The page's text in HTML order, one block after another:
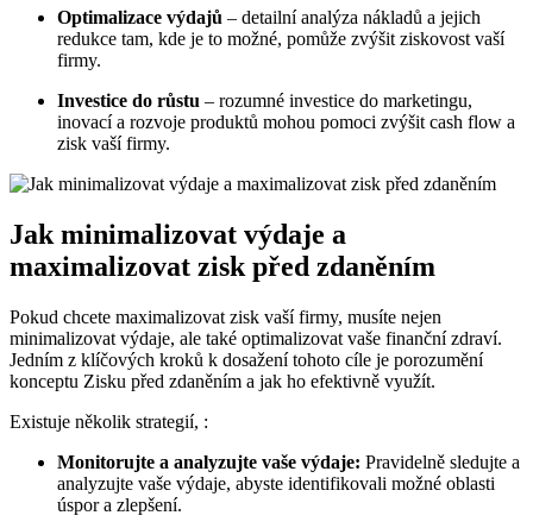
Optimalizace výdajů – detailní analýza nákladů a jejich
redukce tam, kde je to možné, pomůže zvýšit ziskovost vaší
firmy.
Investice do růstu – rozumné investice do marketingu,
inovací a rozvoje produktů mohou pomoci zvýšit cash flow a
zisk vaší firmy.
Jak minimalizovat výdaje a
maximalizovat zisk před zdaněním
Pokud chcete maximalizovat zisk vaší firmy, musíte nejen
minimalizovat výdaje, ale také optimalizovat vaše finanční zdraví.
Jedním z klíčových kroků k dosažení tohoto cíle je porozumění
konceptu Zisku před zdaněním a jak ho efektivně využít.
Existuje několik strategií, :
Monitorujte a analyzujte vaše výdaje: Pravidelně sledujte a
analyzujte vaše výdaje, abyste identifikovali možné oblasti
úspor a zlepšení.